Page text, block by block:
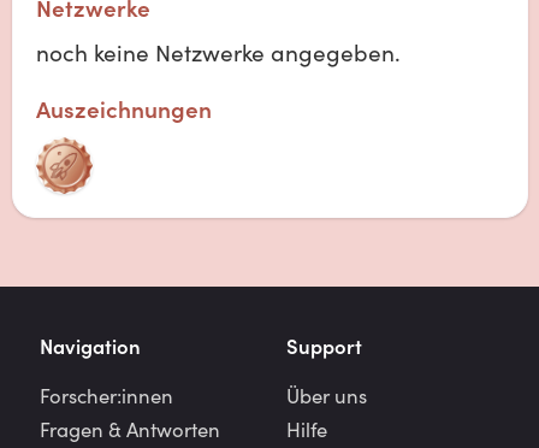
Netzwerke
noch keine Netzwerke angegeben.
Auszeichnungen
Navigation
Forscher:innen
Fragen & Antworten
Support
Über uns
Hilfe